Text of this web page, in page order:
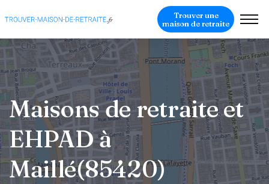
Trouver une
maison de retraite
Maisons de retraite et
EHPAD à
Maillé(85420)